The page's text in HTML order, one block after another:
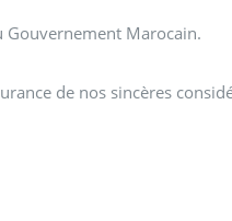
Gouvernement Marocain.
de nos sincères